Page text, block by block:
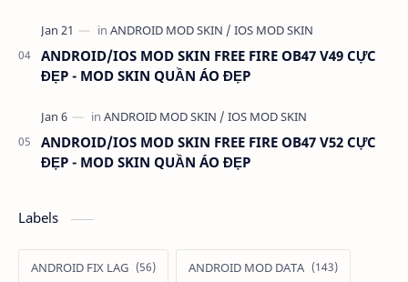
ANDROID/IOS MOD SKIN FREE FIRE OB47 V49 CỰC
ĐẸP - MOD SKIN QUẦN ÁO ĐẸP
ANDROID/IOS MOD SKIN FREE FIRE OB47 V52 CỰC
ĐẸP - MOD SKIN QUẦN ÁO ĐẸP
Labels
ANDROID FIX LAG ANDROID MOD DATA